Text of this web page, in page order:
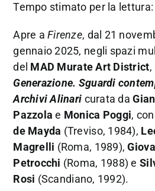
Tempo stimato per la
Apre aFirenze, dal 21
gennaio 2025, negli spazi
del MAD Murate Art District
Generazione. Sguardi
Archivi Alinari curata da
Pazzola e Monica Poggi,
de Mayda (Treviso, 1984),
Magrelli (Roma, 1989),
Petrocchi (Roma, 1988) e
Rosi (Scandiano, 1992).